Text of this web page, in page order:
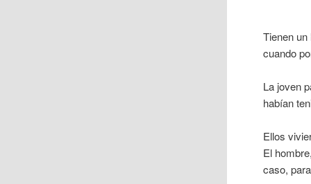
Tienen
cuando
La joven
habían
Ellos
El
caso,